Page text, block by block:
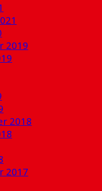
2019
2018
2017